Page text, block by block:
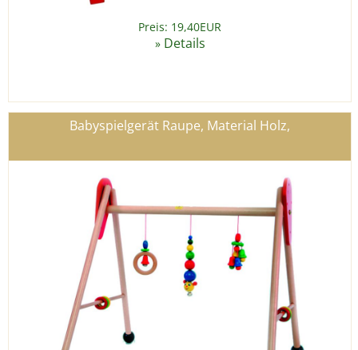
Preis: 19,40EUR
» Details
Babyspielgerät Raupe, Material Holz,